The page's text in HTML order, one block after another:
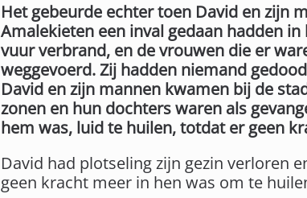
Het gebeurde echter toen David en zijn
Amalekieten een inval gedaan hadden
vuur verbrand, en de vrouwen die er
weggevoerd. Zij hadden niemand
David en zijn mannen kwamen bij de
zonen en hun dochters waren als
hem was, luid te huilen, totdat er geen
David had plotseling zijn gezin verloren
geen kracht meer in hen was om te